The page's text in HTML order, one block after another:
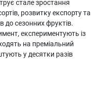
стале зростання
розвитку експорту та
до сезонних фруктів.
експериментують із
на преміальний
у десятки разів